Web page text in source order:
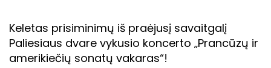
Keletas prisiminimų iš praėjusį savaitgalį
Paliesiaus dvare vykusio koncerto „Prancūzų ir
amerikiečių sonatų vakaras“!